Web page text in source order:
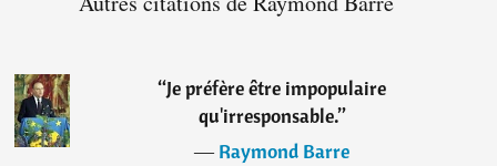
“Je préfère être impopulaire
qu'irresponsable.”
―Raymond Barre